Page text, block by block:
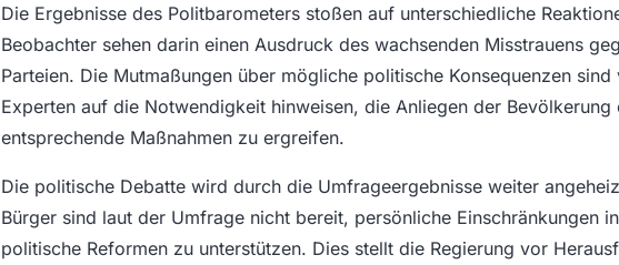
Die Ergebnisse des Politbarometers stoßen auf unterschiedliche
Beobachter sehen darin einen Ausdruck des wachsenden Misstrauens
Parteien. Die Mutmaßungen über mögliche politische Konsequenzen
Experten auf die Notwendigkeit hinweisen, die Anliegen der Bevölkerung
entsprechende Maßnahmen zu ergreifen.
Die politische Debatte wird durch die Umfrageergebnisse weiter
Bürger sind laut der Umfrage nicht bereit, persönliche Einschränkungen
politische Reformen zu unterstützen. Dies stellt die Regierung vor